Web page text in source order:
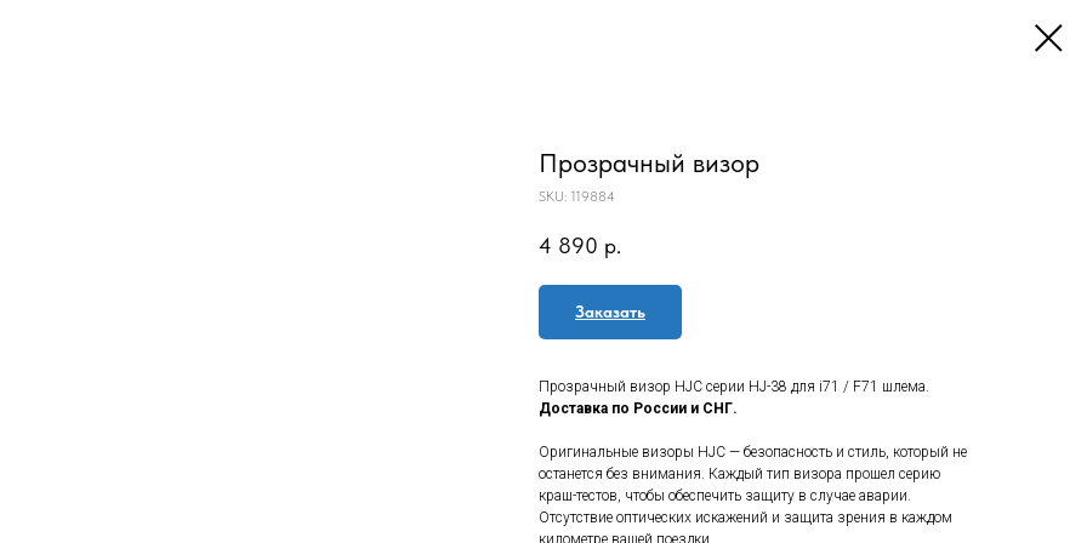
Прозрачный визор
SKU: 119884
4 890 р.
Заказать
Прозрачный визор HJC серии HJ-38 для i71 / F71 шлема.
Доставка по России и СНГ.
Оригинальные визоры HJC — безопасность и стиль, который не
останется без внимания. Каждый тип визора прошел серию
краш-тестов, чтобы обеспечить защиту в случае аварии.
Отсутствие оптических искажений и защита зрения в каждом
километре вашей поездки.